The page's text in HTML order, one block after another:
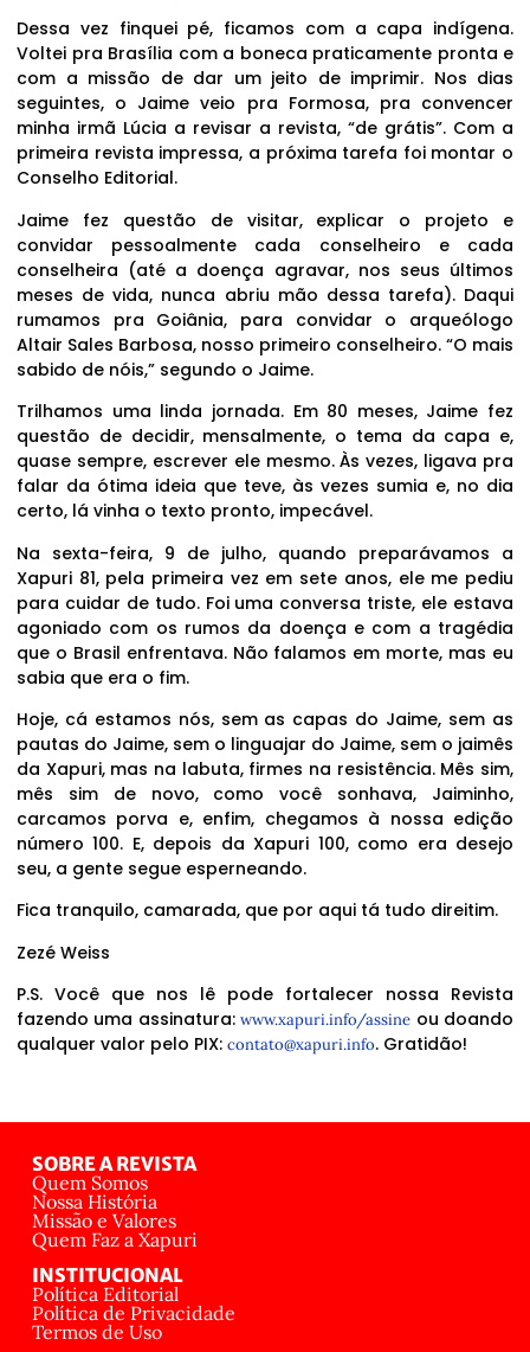
Dessa vez finquei pé, ficamos com a capa indígena.
Voltei pra Brasília com a boneca praticamente pronta e
com a missão de dar um jeito de imprimir. Nos dias
seguintes, o Jaime veio pra Formosa, pra convencer
minha irmã Lúcia a revisar a revista, “de grátis”. Com a
primeira revista impressa, a próxima tarefa foi montar o
Conselho Editorial.
Jaime fez questão de visitar, explicar o projeto e
convidar pessoalmente cada conselheiro e cada
conselheira (até a doença agravar, nos seus últimos
meses de vida, nunca abriu mão dessa tarefa). Daqui
rumamos pra Goiânia, para convidar o arqueólogo
Altair Sales Barbosa, nosso primeiro conselheiro. “O mais
sabido de nóis,” segundo o Jaime.
Trilhamos uma linda jornada. Em 80 meses, Jaime fez
questão de decidir, mensalmente, o tema da capa e,
quase sempre, escrever ele mesmo. Às vezes, ligava pra
falar da ótima ideia que teve, às vezes sumia e, no dia
certo, lá vinha o texto pronto, impecável.
Na sexta-feira, 9 de julho, quando preparávamos a
Xapuri 81, pela primeira vez em sete anos, ele me pediu
para cuidar de tudo. Foi uma conversa triste, ele estava
agoniado com os rumos da doença e com a tragédia
que o Brasil enfrentava. Não falamos em morte, mas eu
sabia que era o fim.
Hoje, cá estamos nós, sem as capas do Jaime, sem as
pautas do Jaime, sem o linguajar do Jaime, sem o jaimês
da Xapuri, mas na labuta, firmes na resistência. Mês sim,
mês sim de novo, como você sonhava, Jaiminho,
carcamos porva e, enfim, chegamos à nossa edição
número 100. E, depois da Xapuri 100, como era desejo
seu, a gente segue esperneando.
Fica tranquilo, camarada, que por aqui tá tudo direitim.
Zezé Weiss
P.S. Você que nos lê pode fortalecer nossa Revista
fazendo uma assinatura:www.xapuri.info/assine ou doando
qualquer valor pelo PIX: contato@xapuri.info. Gratidão!
SOBRE A REVISTA
Quem Somos
Nossa História
Missão e Valores
Quem Faz a Xapuri
INSTITUCIONAL
Política Editorial
Política de Privacidade
Termos de Uso